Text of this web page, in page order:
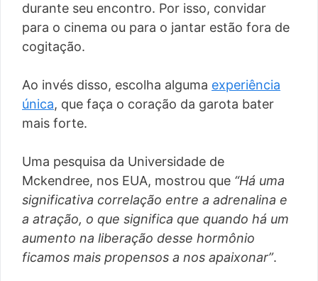
durante seu encontro. Por isso, convidar
para o cinema ou para o jantar estão fora de
cogitação.
Ao invés disso, escolha alguma experiência
única, que faça o coração da garota bater
mais forte.
Uma pesquisa da Universidade de
Mckendree, nos EUA, mostrou que “Há uma
significativa correlação entre a adrenalina e
a atração, o que significa que quando há um
aumento na liberação desse hormônio
ficamos mais propensos a nos apaixonar”.